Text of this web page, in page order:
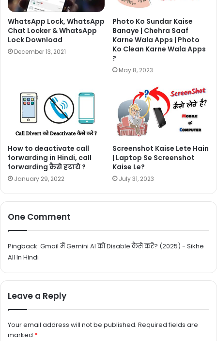
WhatsApp Lock, WhatsApp
Chat Locker & WhatsApp
Lock Download
December 13, 2021
Photo Ko Sundar Kaise
Banaye | Chehra Saaf
Karne Wala Apps | Photo
Ko Clean Karne Wala Apps
?
May 8, 2023
How to deactivate call
forwarding in Hindi, call
forwarding कैसे हटाये ?
January 29, 2022
Screenshot Kaise Lete Hain
| Laptop Se Screenshot
Kaise Le?
July 31, 2023
One Comment
Pingback: Gmail में Gemini AI को Disable कैसे करें? (2025) - Sikhe
All In Hindi
Leave a Reply
Your email address will not be published. Required fields are
marked *